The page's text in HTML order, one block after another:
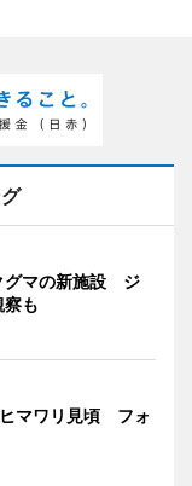
グマの新施設 ジ
察も
マワリ見頃 フォ